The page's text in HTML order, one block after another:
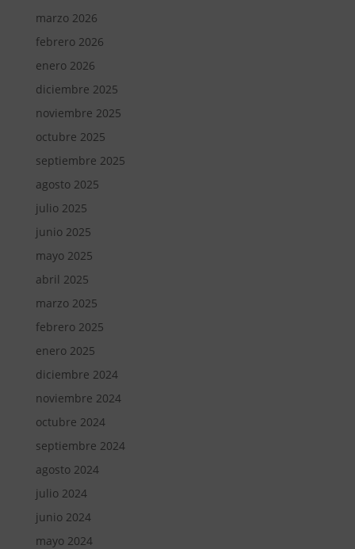
marzo 2026
febrero 2026
enero 2026
diciembre 2025
noviembre 2025
octubre 2025
septiembre 2025
agosto 2025
julio 2025
junio 2025
mayo 2025
abril 2025
marzo 2025
febrero 2025
enero 2025
diciembre 2024
noviembre 2024
octubre 2024
septiembre 2024
agosto 2024
julio 2024
junio 2024
mayo 2024